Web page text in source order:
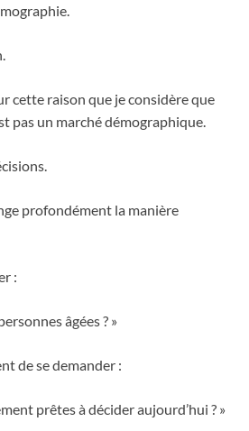
cette raison que je considère que
pas un marché démographique.
profondément la manière
:
âgées ? »
de se demander :
prêtes à décider aujourd’hui ? »